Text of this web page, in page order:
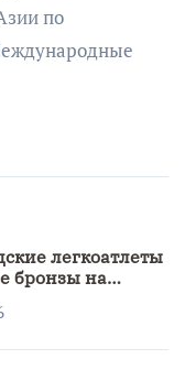
по
легкоатлеты
бронзы на